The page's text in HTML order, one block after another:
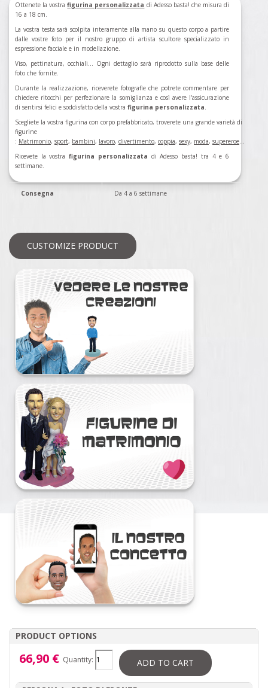
Ottenete la vostrafigurina personalizzata di Adesso basta! che misura di
16 a 18 cm.
La vostra testa sarà scolpita interamente alla mano su questo corpo a partire
dalle vostre foto per il nostro gruppo di artista scultore specializzato in
espressione facciale e in modellazione.
Viso, pettinatura, occhiali... Ogni dettaglio sarà riprodotto sulla base delle
foto che fornite.
Durante la realizzazione, riceverete fotografie che potrete commentare per
chiedere ritocchi per perfezionare la somiglianza e così avere l'assicurazione
di sentirsi felici e soddisfatto della vostra figurina personalizzata.
Scegliete la vostra figurina con corpo prefabbricato, troverete una grande varietà di
figurine
: Matrimonio, sport, bambini, lavoro, divertimento, coppia, sexy, moda, supereroe...
Ricevete la vostrafigurina personalizzata di Adesso basta! tra 4 e 6
settimane.
Consegna Da 4 a 6 settimane
CUSTOMIZE PRODUCT
PRODUCT OPTIONS
66,90 € Quantity: ADD TO CART